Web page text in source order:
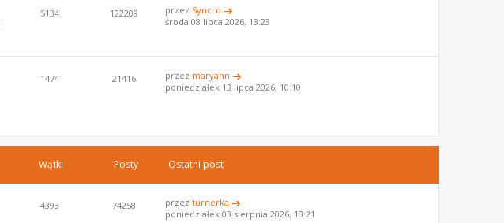
5134 122209 przez Syncro
środa 08 lipca 2026, 13:23
1474 21416 przez maryann
poniedziałek 13 lipca 2026, 10:10
Wątki Posty Ostatni post
4393 74258 przezturnerka
poniedziałek 03 sierpnia 2026, 13:21